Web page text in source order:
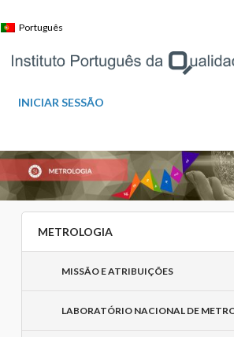
to
Português
INICIAR SESSÃO
METROLOGIA
MISSÃO E ATRIBUIÇÕES
LABORATÓRIO NACIONAL DE